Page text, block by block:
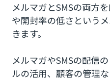
メルマガとSMSの両方
や開封率の低さという
きます。
メルマガやSMSの配信
ルの活用、顧客の管理